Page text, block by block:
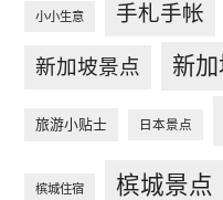
小小生意 手札手帐
新加坡景点 新
旅游小贴士 日本景点
槟城住宿 槟城景点